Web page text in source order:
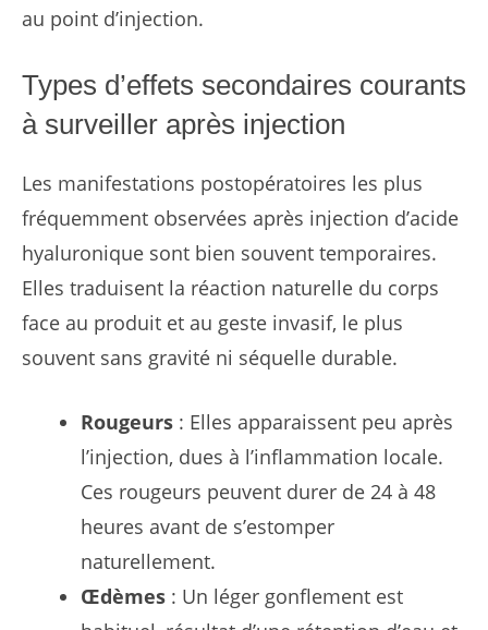
au point d’injection.
Types d’effets secondaires courants
à surveiller après injection
Les manifestations postopératoires les plus
fréquemment observées après injection d’acide
hyaluronique sont bien souvent temporaires.
Elles traduisent la réaction naturelle du corps
face au produit et au geste invasif, le plus
souvent sans gravité ni séquelle durable.
Rougeurs : Elles apparaissent peu après
l’injection, dues à l’inflammation locale.
Ces rougeurs peuvent durer de 24 à 48
heures avant de s’estomper
naturellement.
Œdèmes : Un léger gonflement est